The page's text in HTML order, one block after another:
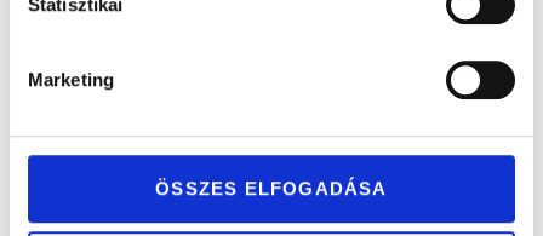
Statisztikai
Marketing
ÖSSZES ELFOGADÁSA
Az esküvőn a karikagyűrű szimbolizálja az